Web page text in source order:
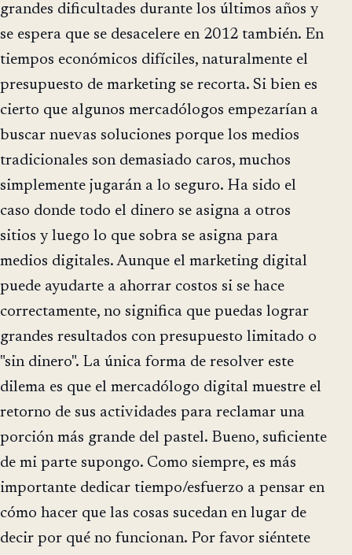
grandes dificultades durante los últimos años y
se espera que se desacelere en 2012 también. En
tiempos económicos difíciles, naturalmente el
presupuesto de marketing se recorta. Si bien es
cierto que algunos mercadólogos empezarían a
buscar nuevas soluciones porque los medios
tradicionales son demasiado caros, muchos
simplemente jugarán a lo seguro. Ha sido el
caso donde todo el dinero se asigna a otros
sitios y luego lo que sobra se asigna para
medios digitales. Aunque el marketing digital
puede ayudarte a ahorrar costos si se hace
correctamente, no significa que puedas lograr
grandes resultados con presupuesto limitado o
"sin dinero". La única forma de resolver este
dilema es que el mercadólogo digital muestre el
retorno de sus actividades para reclamar una
porción más grande del pastel. Bueno, suficiente
de mi parte supongo. Como siempre, es más
importante dedicar tiempo/esfuerzo a pensar en
cómo hacer que las cosas sucedan en lugar de
decir por qué no funcionan. Por favor siéntete